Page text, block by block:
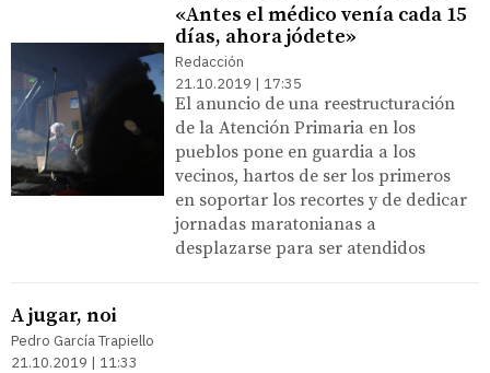
«Antes el médico venía cada 15
días, ahora jódete»
Redacción
21.10.2019 | 17:35
El anuncio de una reestructuración
de la Atención Primaria en los
pueblos pone en guardia a los
vecinos, hartos de ser los primeros
en soportar los recortes y de dedicar
jornadas maratonianas a
desplazarse para ser atendidos
A jugar, noi
Pedro García Trapiello
21.10.2019 | 11:33